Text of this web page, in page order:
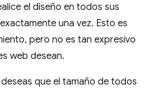
el diseño en todos sus
una vez. Esto es
pero no es tan expresivo
web desean.
que el tamaño de todos